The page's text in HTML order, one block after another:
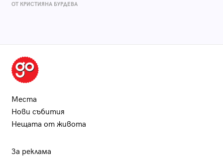
ОТ КРИСТИЯНА БУРДЕВА
Места
Нови събития
Нещата от живота
За реклама